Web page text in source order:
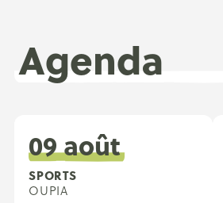
Agenda
09 août
SPORTS
OUPIA